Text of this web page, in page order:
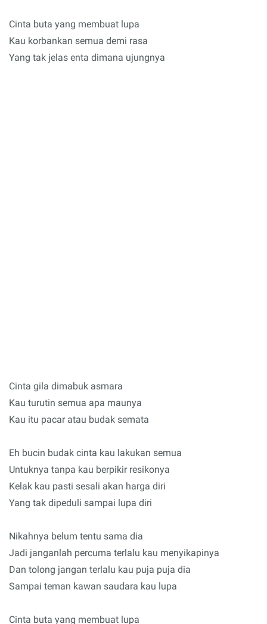
Cinta buta yang membuat lupa
Kau korbankan semua demi rasa
Yang tak jelas enta dimana ujungnya
Cinta gila dimabuk asmara
Kau turutin semua apa maunya
Kau itu pacar atau budak semata
Eh bucin budak cinta kau lakukan semua
Untuknya tanpa kau berpikir resikonya
Kelak kau pasti sesali akan harga diri
Yang tak dipeduli sampai lupa diri
Nikahnya belum tentu sama dia
Jadi janganlah percuma terlalu kau menyikapinya
Dan tolong jangan terlalu kau puja puja dia
Sampai teman kawan saudara kau lupa
Cinta buta yang membuat lupa